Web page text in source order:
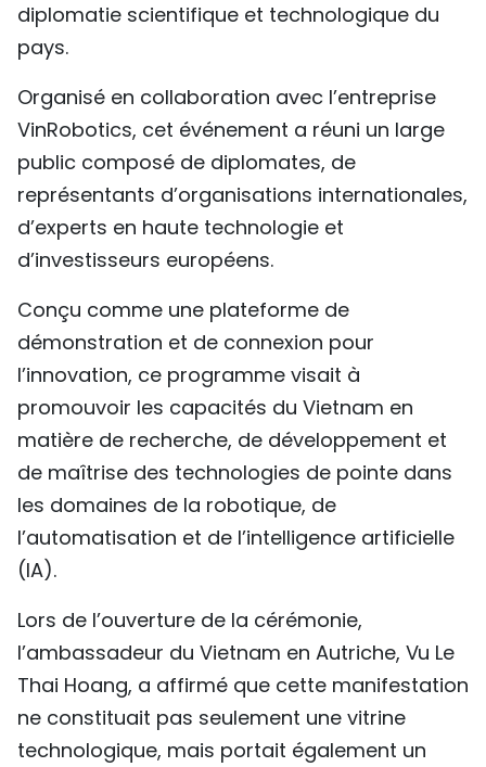
TIẾNG VIỆT
中文
РУССКИЙ
ESPAÑOL
diplomatie scientifique et technologique du
pays.
Organisé en collaboration avec l’entreprise
VinRobotics, cet événement a réuni un large
public composé de diplomates, de
représentants d’organisations internationales,
d’experts en haute technologie et
d’investisseurs européens.
Conçu comme une plateforme de
démonstration et de connexion pour
l’innovation, ce programme visait à
promouvoir les capacités du Vietnam en
matière de recherche, de développement et
de maîtrise des technologies de pointe dans
les domaines de la robotique, de
l’automatisation et de l’intelligence artificielle
(IA).
Lors de l’ouverture de la cérémonie,
l’ambassadeur du Vietnam en Autriche, Vu Le
Thai Hoang, a affirmé que cette manifestation
ne constituait pas seulement une vitrine
technologique, mais portait également un